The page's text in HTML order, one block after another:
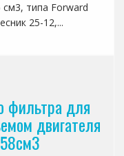
типа Forward
25-12,...
фильтра для
двигателя